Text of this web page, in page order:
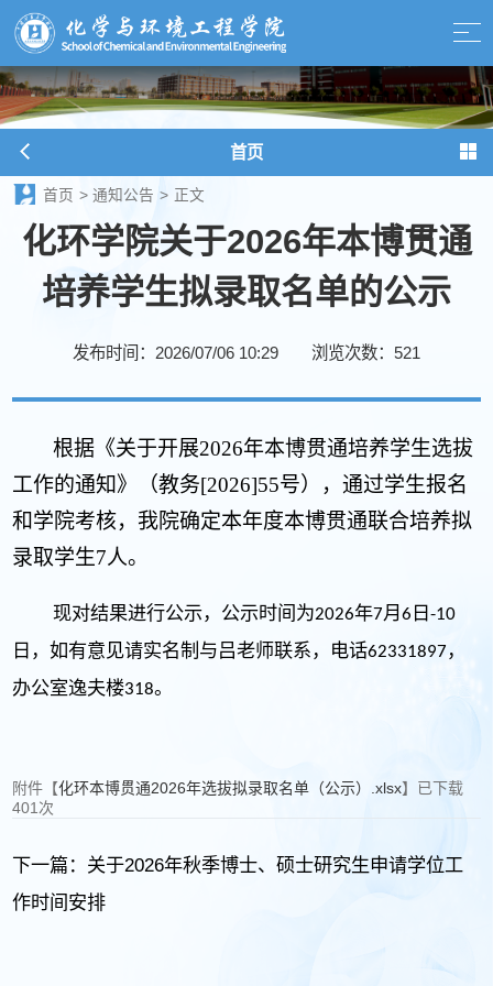
首页
首页 > 通知公告 > 正文
化环学院关于2026年本博贯通
培养学生拟录取名单的公示
发布时间：2026/07/06 10:29 浏览次数： 521
根据《关于开展2026年本博贯通培养学生选拔
工作的通知》（教务[2026]55号），通过学生报名
和学院考核，我院确定本年度本博贯通联合培养拟
录取学生7人。
现对结果进行公示，公示时间为2026年7月6 日-10
日，如有意见请实名制与吕老师联系，电话62331897 ，
办公室逸夫楼318。
附件【化环本博贯通2026年选拔拟录取名单（公示）.xlsx】已下载
401 次
下一篇： 关于2026年秋季博士、硕士研究生申请学位工
作时间安排